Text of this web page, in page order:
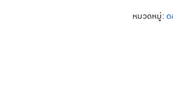
หมวดหมู่: